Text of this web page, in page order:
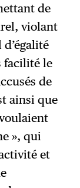
de
violant
facilité le
de
ainsi que
», qui
et